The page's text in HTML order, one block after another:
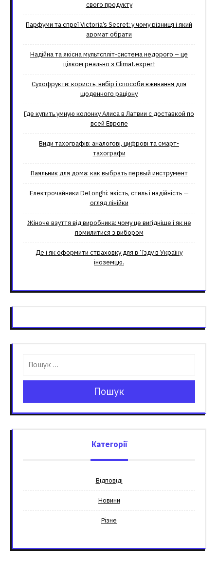
свого продукту
Парфуми та спреї Victoria’s Secret: у чому різниця і який
аромат обрати
Надійна та якісна мультспліт-система недорого – це
цілком реально з Climat.еxpert
Сухофрукти: користь, вибір і способи вживання для
щоденного раціону
Где купить умную колонку Алиса в Латвии с доставкой по
всей Европе
Види тахографів: аналогові, цифрові та смарт-
тахографи
Паяльник для дома: как выбрать первый инструмент
Електрочайники DeLonghi: якість, стиль і надійність —
огляд лінійки
Жіноче взуття від виробника: чому це вигідніше і як не
помилитися з вибором
Де і як оформити страховку для вʼїзду в Україну
іноземцю.
Пошук
Категорії
Відповіді
Новини
Різне